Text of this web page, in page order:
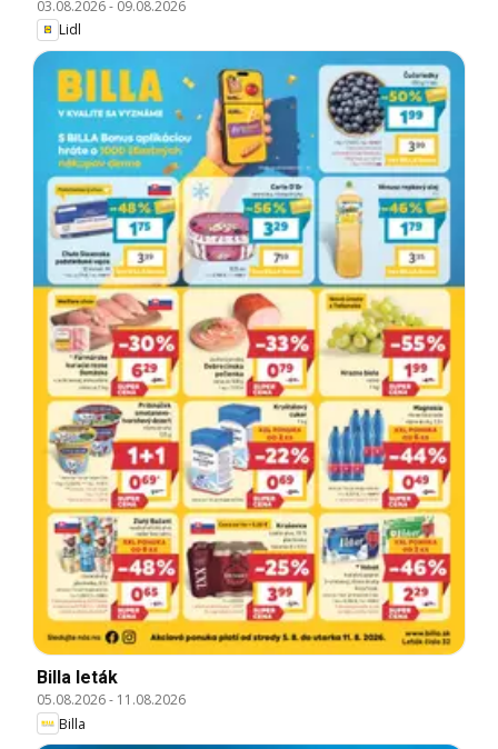
03.08.2026- 09.08.2026
Lidl
Billa leták
05.08.2026- 11.08.2026
Billa